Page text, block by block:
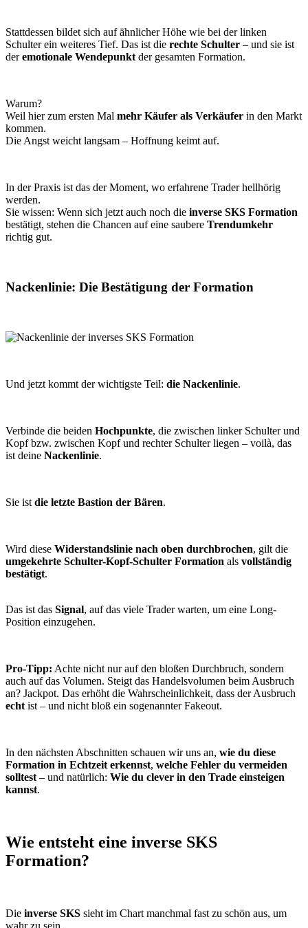
Stattdessen bildet sich auf ähnlicher Höhe wie bei der linken
Schulter ein weiteres Tief. Das ist die rechte Schulter – und sie ist
deremotionale Wendepunkt der gesamten Formation.
Warum?
Weil hier zum ersten Mal mehr Käufer als Verkäufer in den Markt
kommen.
Die Angst weicht langsam – Hoffnung keimt auf.
In der Praxis ist das der Moment, wo erfahrene Trader hellhörig
werden.
Sie wissen: Wenn sich jetzt auch noch die inverse SKS Formation
bestätigt, stehen die Chancen auf eine saubere Trendumkehr
richtig gut.
Nackenlinie: Die Bestätigung der Formation
Und jetzt kommt der wichtigste Teil: die Nackenlinie.
Verbinde die beiden Hochpunkte, die zwischen linker Schulter und
Kopf bzw. zwischen Kopf und rechter Schulter liegen – voilà, das
ist deine Nackenlinie.
Sie ist die letzte Bastion der Bären.
Wird diese Widerstandslinie nach oben durchbrochen, gilt die
umgekehrte Schulter-Kopf-Schulter Formation als vollständig
bestätigt.
Das ist das Signal, auf das viele Trader warten, um eine Long-
Position einzugehen.
Pro-Tipp: Achte nicht nur auf den bloßen Durchbruch, sondern
auch auf das Volumen. Steigt das Handelsvolumen beim Ausbruch
an? Jackpot. Das erhöht die Wahrscheinlichkeit, dass der Ausbruch
echt ist – und nicht bloß ein sogenannter Fakeout.
In den nächsten Abschnitten schauen wir uns an, wie du diese
Formation in Echtzeit erkennst, welche Fehler du vermeiden
solltest – und natürlich: Wie du clever in den Trade einsteigen
kannst.
Wie entsteht eine inverse SKS
Formation?
Die inverse SKS sieht im Chart manchmal fast zu schön aus, um
wahr zu sein.